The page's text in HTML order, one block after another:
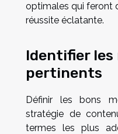
optimales qui feront
réussite éclatante.
Identifier
pertinents
Définir les bons
stratégie de
termes les plus